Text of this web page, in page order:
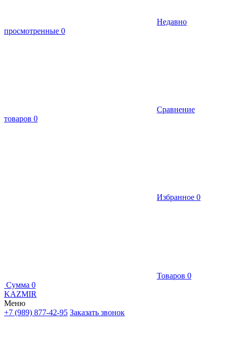
Недавно
просмотренные 0
Сравнение
товаров 0
Избранное 0
Товаров 0
Сумма 0
KAZMIR
Меню
+7 (989) 877-42-95 Заказать звонок